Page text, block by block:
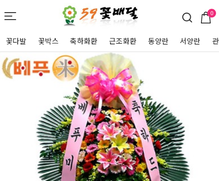
0
꽃다발 꽃박스 축하화환 근조화환 동양란 서양란